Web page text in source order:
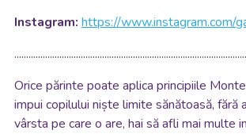
Instagram: https://www.instagram.com/
Orice părinte poate aplica principiile
impui copilului niște limite sănătoasă, fără
vârsta pe care o are, hai să afli mai multe